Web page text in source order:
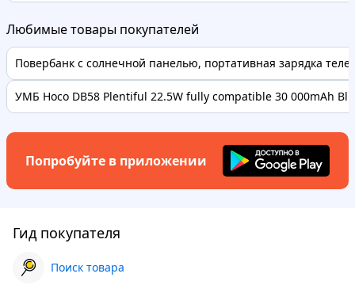
Любимые товары покупателей
Повербанк с солнечной панелью, портативная зарядка
УМБ Hoco DB58 Plentiful 22.5W fully compatible 30 000mAh
Попробуйте в приложении
Гид покупателя
Поиск товара